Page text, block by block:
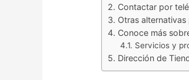
Contactar por
Otras
Conoce más
Servicios y
Dirección de